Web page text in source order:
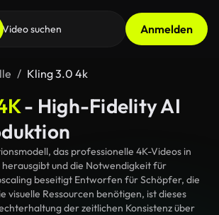
Anmelden
Kling 3.0 4k
- High-Fidelity AI
das professionelle 4K-Videos in
und die Notwendigkeit für
beseitigt Entworfen für Schöpfer, die
Ressourcen benötigen, ist dieses
der zeitlichen Konsistenz über